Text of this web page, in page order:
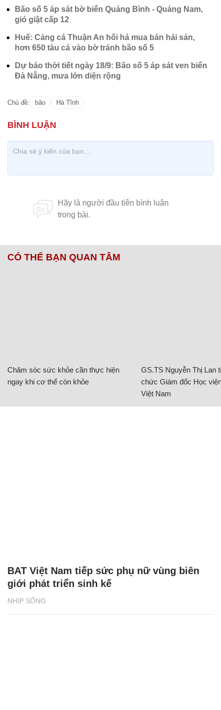
Bão số 5 áp sát bờ biển Quảng Bình - Quảng Nam,
gió giật cấp 12
Huế: Cảng cá Thuận An hối hả mua bán hải sản,
hơn 650 tàu cá vào bờ tránh bão số 5
Dự báo thời tiết ngày 18/9: Bão số 5 áp sát ven biển
Đà Nẵng, mưa lớn diện rộng
Chủ đề: bão Hà Tĩnh
CÓ THỂ BẠN QUAN TÂM
Chăm sóc sức khỏe cần thực hiện
ngay khi cơ thể còn khỏe
GS.TS Nguyễn Thị Lan
chức Giám đốc Học
Việt Nam
NHỊP SỐNG
BAT Việt Nam tiếp sức phụ nữ vùng biên
giới phát triển sinh kế